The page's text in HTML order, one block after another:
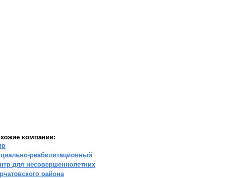
компании:
реабилитационный
для несовершеннолетних
района